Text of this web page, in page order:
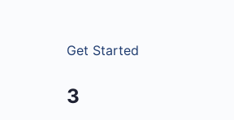
Get Started
3